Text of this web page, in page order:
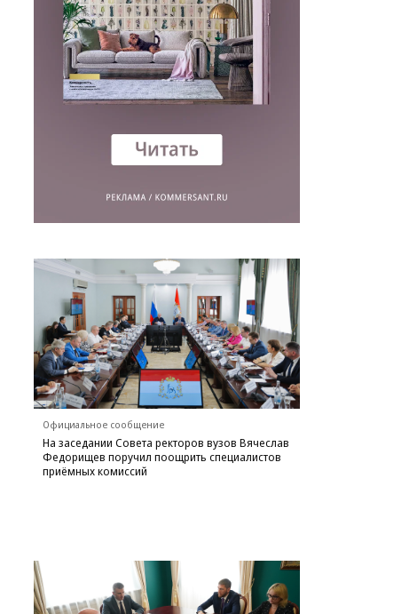
Официальное сообщение
На заседании Совета ректоров вузов Вячеслав
Федорищев поручил поощрить специалистов
приёмных комиссий